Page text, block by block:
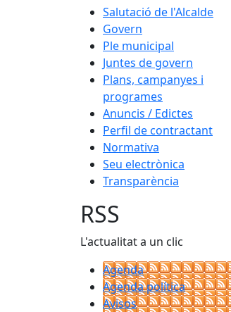
Salutació de l'Alcalde
Govern
Ple municipal
Juntes de govern
Plans, campanyes i
programes
Anuncis / Edictes
Perfil de contractant
Normativa
Seu electrònica
Transparència
RSS
L'actualitat a un clic
Agenda
Agenda política
Avisos